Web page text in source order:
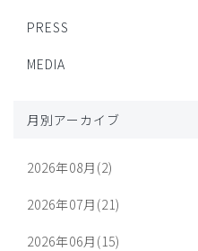
PRESS
MEDIA
月別アーカイブ
2026年08月(2)
2026年07月(21)
2026年06月(15)